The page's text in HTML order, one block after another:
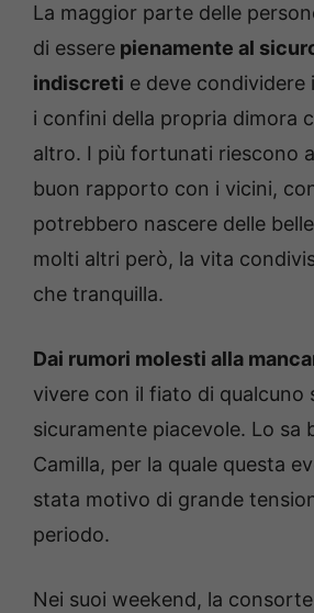
La maggior parte delle
di essere pienamente al
indiscreti e deve
i confini della propria dimora
altro. I più fortunati riescono
buon rapporto con i vicini,
potrebbero nascere delle
molti altri però, la vita
che tranquilla.
Dai rumori molesti alla
vivere con il fiato di qualcuno
sicuramente piacevole. Lo sa
Camilla, per la quale questa
stata motivo di grande
periodo.
Nei suoi weekend, la